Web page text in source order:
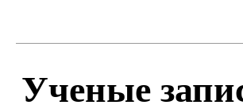
Ученые